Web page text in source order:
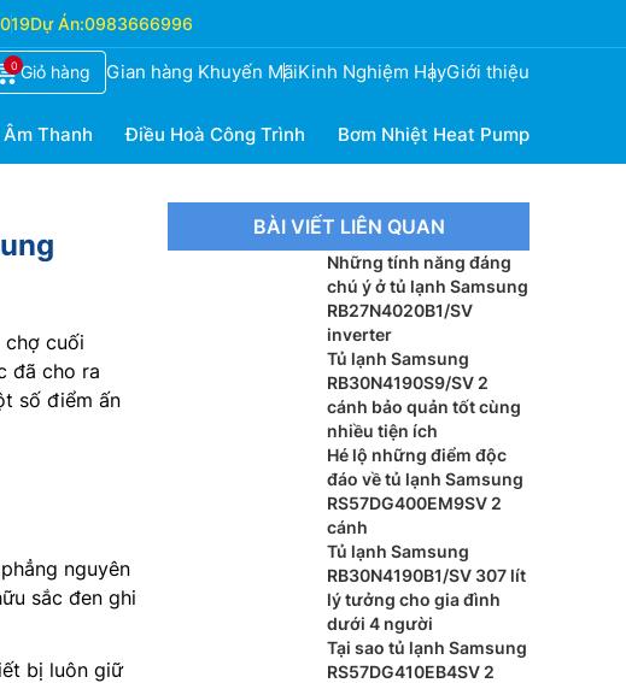
Dự Án:0983666996
0 Giỏ hàng Gian hàng Khuyến MãiKinh Nghiệm HayGiới thiệu
Thanh Điều Hoà Công Trình Bơm Nhiệt Heat Pump
cuối
đã cho ra
số điểm ấn
nguyên
sắc đen ghi
bị luôn giữ
BÀI VIẾT LIÊN QUAN
Những tính năng đáng
chú ý ở tủ lạnh Samsung
RB27N4020B1/SV
inverter
Tủ lạnh Samsung
RB30N4190S9/SV 2
cánh bảo quản tốt cùng
nhiều tiện ích
Hé lộ những điểm độc
đáo về tủ lạnh Samsung
RS57DG400EM9SV 2
cánh
Tủ lạnh Samsung
RB30N4190B1/SV 307 lít
lý tưởng cho gia đình
dưới 4 người
Tại sao tủ lạnh Samsung
RS57DG410EB4SV 2